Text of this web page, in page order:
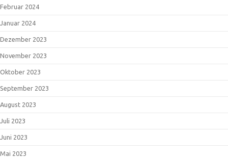
Februar 2024
Januar 2024
Dezember 2023
November 2023
Oktober 2023
September 2023
August 2023
Juli 2023
Juni 2023
Mai 2023